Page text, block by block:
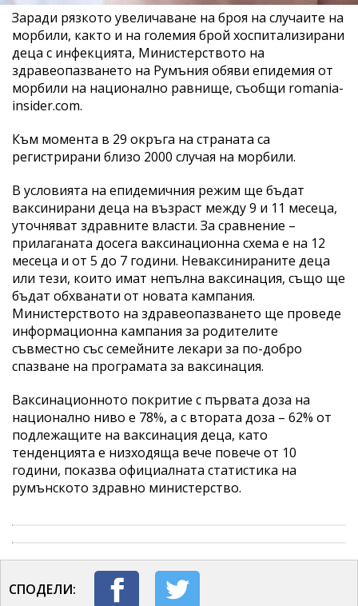
Заради рязкото увеличаване на броя на случаите на
морбили, както и на големия брой хоспитализирани
деца с инфекцията, Министерството на
здравеопазването на Румъния обяви епидемия от
морбили на национално равнище, съобщи romania-
insider.com.
Към момента в 29 окръга на страната са
регистрирани близо 2000 случая на морбили.
В условията на епидемичния режим ще бъдат
ваксинирани деца на възраст между 9 и 11 месеца,
уточняват здравните власти. За сравнение –
прилаганата досега ваксинационна схема е на 12
месеца и от 5 до 7 години. Неваксинираните деца
или тези, които имат непълна ваксинация, също ще
бъдат обхванати от новата кампания.
Министерството на здравеопазването ще проведе
информационна кампания за родителите
съвместно със семейните лекари за по-добро
спазване на програмата за ваксинация.
Ваксинационното покритие с първата доза на
национално ниво е 78%, а с втората доза – 62% от
подлежащите на ваксинация деца, като
тенденцията е низходяща вече повече от 10
години, показва официалната статистика на
румънското здравно министерство.
СПОДЕЛИ: